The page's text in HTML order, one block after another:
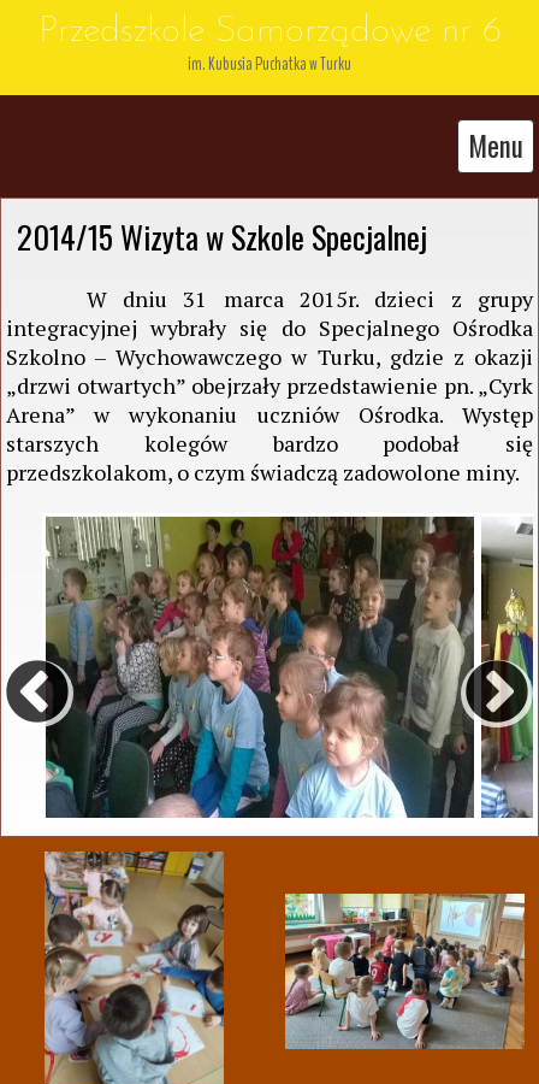
Przedszkole Samorządowe nr 6
im. Kubusia Puchatka w Turku
Menu
2014/15 Wizyta w Szkole Specjalnej
W dniu 31 marca 2015r. dzieci z grupy
integracyjnej wybrały się do Specjalnego Ośrodka
Szkolno – Wychowawczego w Turku, gdzie z okazji
„drzwi otwartych” obejrzały przedstawienie pn. „Cyrk
Arena” w wykonaniu uczniów Ośrodka. Występ
starszych kolegów bardzo podobał się
przedszkolakom, o czym świadczą zadowolone miny.